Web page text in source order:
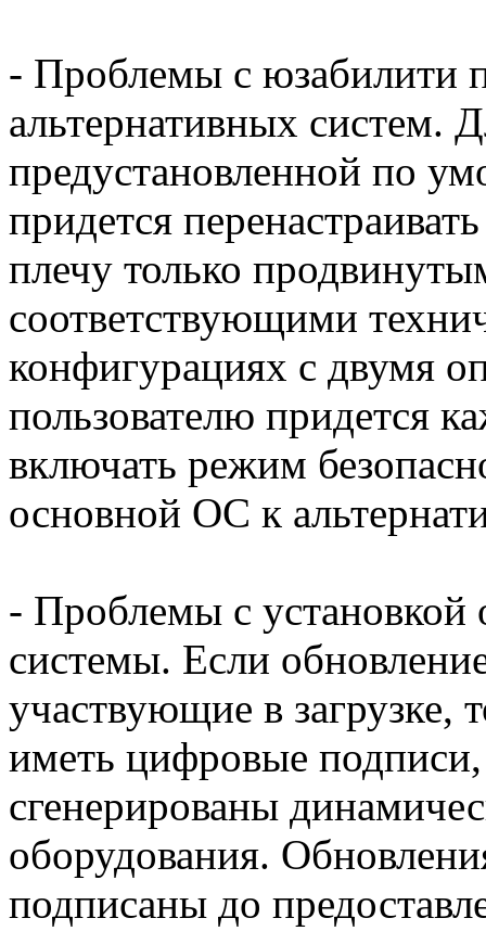
- Проблемы с юзабилити
альтернативных систем.
предустановленной по
придется
плечу только
соответствующими
конфигурациях с двумя
пользователю придется
включать режим
основной ОС к
- Проблемы с установкой
системы. Если
участвующие в загрузке,
иметь цифровые
сгенерированы
оборудования.
подписаны до